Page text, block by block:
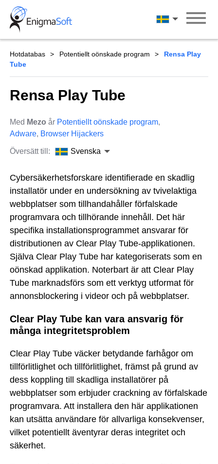
Skip
content
Svenska
Hotdatabas Potentiellt oönskade program
Rensa Play
Tube
Rensa Play Tube
Med Mezo år Potentiellt oönskade program,
Adware, Browser Hijackers
Översätt till: Svenska
Cybersäkerhetsforskare identifierade en skadlig
installatör under en undersökning av tvivelaktiga
webbplatser som tillhandahåller förfalskade
programvara och tillhörande innehåll. Det här
specifika installationsprogrammet ansvarar för
distributionen av Clear Play Tube-applikationen.
Själva Clear Play Tube har kategoriserats som en
oönskad applikation. Noterbart är att Clear Play
Tube marknadsförs som ett verktyg utformat för
annonsblockering i videor och på webbplatser.
Clear Play Tube kan vara ansvarig för
många integritetsproblem
Clear Play Tube väcker betydande farhågor om
tillförlitlighet och tillförlitlighet, främst på grund av
dess koppling till skadliga installatörer på
webbplatser som erbjuder crackning av förfalskade
programvara. Att installera den här applikationen
kan utsätta användare för allvarliga konsekvenser,
vilket potentiellt äventyrar deras integritet och
säkerhet.